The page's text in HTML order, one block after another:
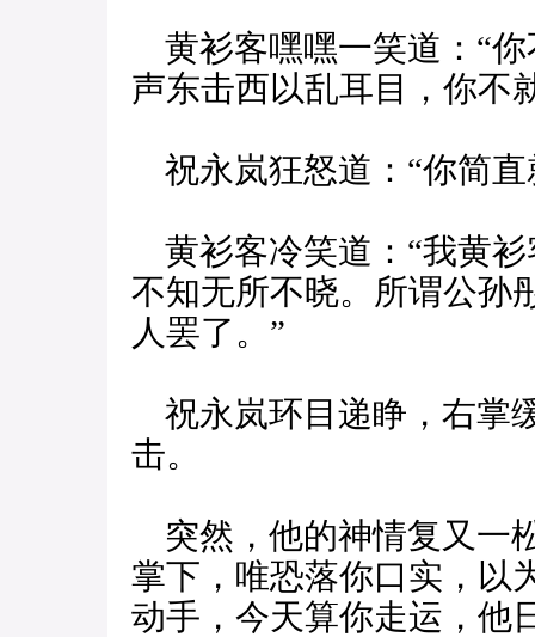
黄衫客嘿嘿一笑道：“
声东击西以乱耳目，你不
祝永岚狂怒道：“你简直
黄衫客冷笑道：“我黄
不知无所不晓。所谓公孙
人罢了。”
祝永岚环目递睁，右掌
击。
突然，他的神情复又一
掌下，唯恐落你口实，以
动手，今天算你走运，他